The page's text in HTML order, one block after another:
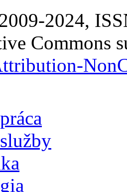
2024,
Commons